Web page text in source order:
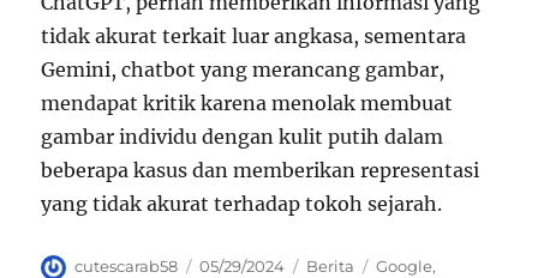
tidak akurat terkait luar angkasa, sementara
Gemini, chatbot yang merancang gambar,
mendapat kritik karena menolak membuat
gambar individu dengan kulit putih dalam
beberapa kasus dan memberikan representasi
yang tidak akurat terhadap tokoh sejarah.
Author
cutescarab58
Posted
05/29/2024 Categories
Berita Tags
Google,